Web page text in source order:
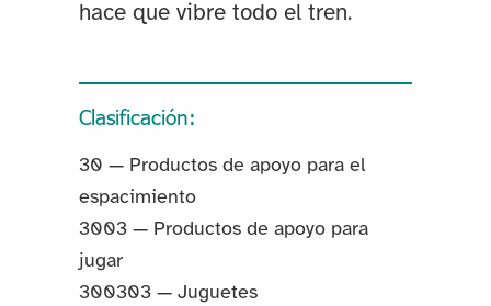
hace que vibre todo el tren.
Clasificación:
30 — Productos de apoyo para el
espacimiento
3003 — Productos de apoyo para
jugar
300303 — Juguetes